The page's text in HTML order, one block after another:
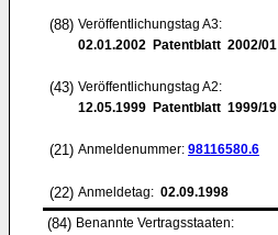
(88) Veröffentlichungstag A3:
02.01.2002 Patentblatt 2002/01
(43) Veröffentlichungstag A2:
12.05.1999 Patentblatt 1999/19
(21) Anmeldenummer: 98116580.6
(22) Anmeldetag: 02.09.1998
(84) Benannte Vertragsstaaten: